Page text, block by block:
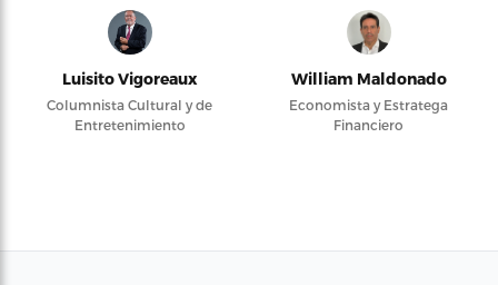
Luisito Vigoreaux
Columnista Cultural y de
Entretenimiento
William Maldonado
Economista y Estratega
Financiero